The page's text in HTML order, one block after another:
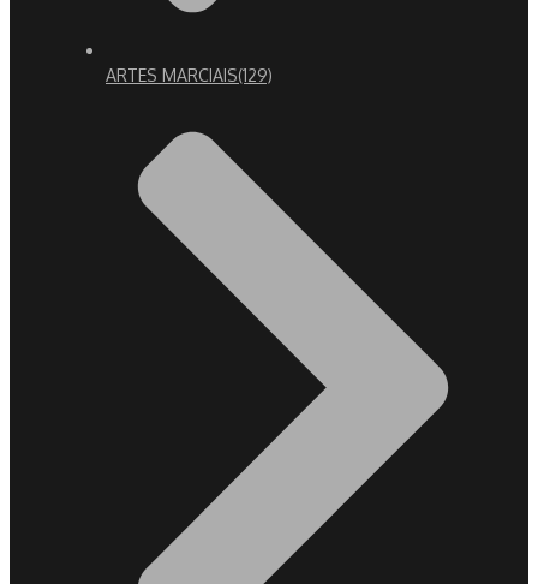
ARTES MARCIAIS(129)